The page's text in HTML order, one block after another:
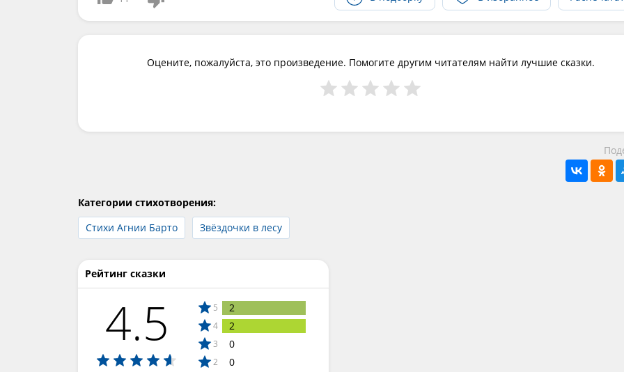
Оцените, пожалуйста, это произведение. Помогите другим читателям найти лучшие сказки.
Категории стихотворения:
Стихи Агнии Барто
Звёздочки в лесу
Рейтинг сказки
4.5 5 2
4 2
3 0
2 0